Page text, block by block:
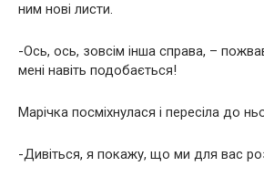
ним нові листи.
-Ось, ось, зовсім інша справа, –
мені навіть подобається!
Марічка посміхнулася і пересіла до
-Дивіться, я покажу, що ми для вас